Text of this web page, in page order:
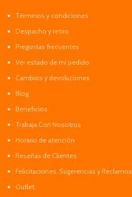
Términos y condiciones
Despacho y retiro
Preguntas frecuentes
Ver estado de mi pedido
Cambios y devoluciones
Blog
Beneficios
Trabaja Con Nosotros
Horario de atención
Reseñas de Clientes
Felicitaciones, Sugerencias y Reclamos
Outlet